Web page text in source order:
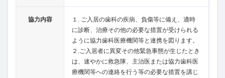
協力内容
１. ご入居の歯科の疾病、負傷等に備え、適時
に診断、治療その他の必要な措置が受けられる
ように協力歯科医療機関等と連携を図ります。
２.ご入居者に異変その他緊急事態が生じたとき
は、速やかに救急隊、主治医または協力歯科医
療機関等への連絡を行う等の必要な措置を講じ